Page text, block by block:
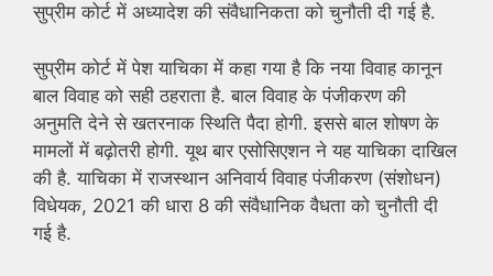
सुप्रीम कोर्ट में अध्यादेश की संवैधानिकता को चुनौती दी गई है.
सुप्रीम कोर्ट में पेश याचिका में कहा गया है कि नया विवाह कानून
बाल विवाह को सही ठहराता है. बाल विवाह के पंजीकरण की
अनुमति देने से खतरनाक स्थिति पैदा होगी. इससे बाल शोषण के
मामलों में बढ़ोतरी होगी. यूथ बार एसोसिएशन ने यह याचिका दाखिल
की है. याचिका में राजस्थान अनिवार्य विवाह पंजीकरण (संशोधन)
विधेयक, 2021 की धारा 8 की संवैधानिक वैधता को चुनौती दी
गई है.